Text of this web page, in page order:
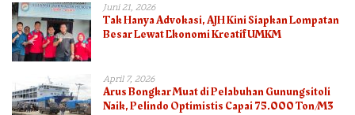
Juni 21, 2026
Tak Hanya Advokasi, AJH Kini Siapkan Lompatan
Besar Lewat Ekonomi Kreatif UMKM
April 7, 2026
Arus Bongkar Muat di Pelabuhan Gunungsitoli
Naik, Pelindo Optimistis Capai 75.000 Ton/M3